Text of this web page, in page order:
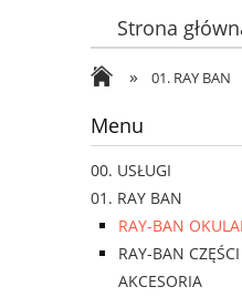
Strona
» 01. RAY BAN
Menu
00. USŁUGI
01. RAY BAN
RAY-BAN
RAY-BAN
AKCESORIA